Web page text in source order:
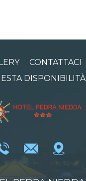
CONTATTACI
DISPONIBILITÀ